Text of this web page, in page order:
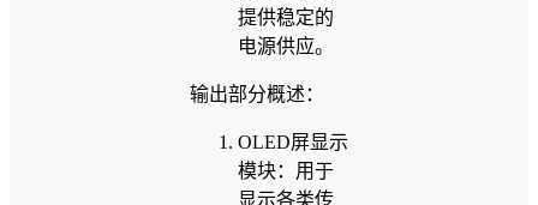
提供稳定的
电源供应。
输出部分概述：
OLED屏显示
模块：用于
显示各类传